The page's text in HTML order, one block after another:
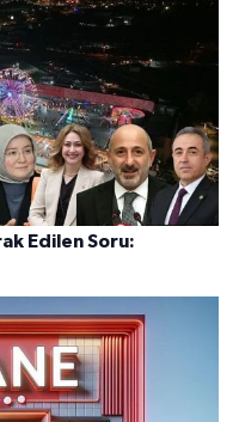
Edilen Soru: